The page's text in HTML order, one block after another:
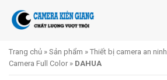
Trang chủ » Sản phẩm » Thiết bị camera an ninh
Camera Full Color » DAHUA